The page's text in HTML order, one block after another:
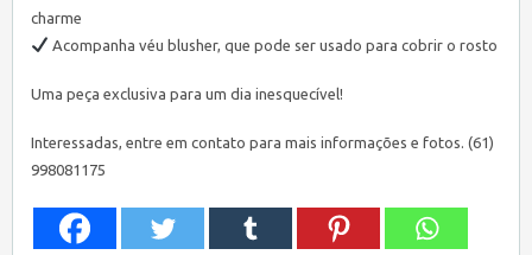
charme
Acompanha véu blusher, que pode ser usado para cobrir o rosto
Uma peça exclusiva para um dia inesquecível!
Interessadas, entre em contato para mais informações e fotos. (61)
998081175